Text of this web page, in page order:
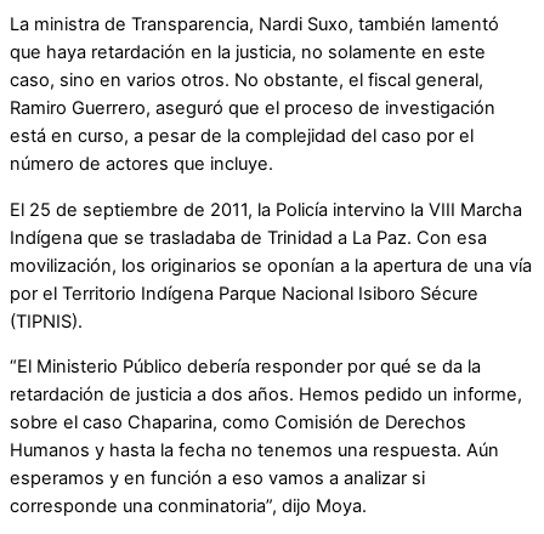
La ministra de Transparencia, Nardi Suxo, también lamentó
que haya retardación en la justicia, no solamente en este
caso, sino en varios otros. No obstante, el fiscal general,
Ramiro Guerrero, aseguró que el proceso de investigación
está en curso, a pesar de la complejidad del caso por el
número de actores que incluye.
El 25 de septiembre de 2011, la Policía intervino la VIII Marcha
Indígena que se trasladaba de Trinidad a La Paz. Con esa
movilización, los originarios se oponían a la apertura de una vía
por el Territorio Indígena Parque Nacional Isiboro Sécure
(TIPNIS).
“El Ministerio Público debería responder por qué se da la
retardación de justicia a dos años. Hemos pedido un informe,
sobre el caso Chaparina, como Comisión de Derechos
Humanos y hasta la fecha no tenemos una respuesta. Aún
esperamos y en función a eso vamos a analizar si
corresponde una conminatoria”, dijo Moya.